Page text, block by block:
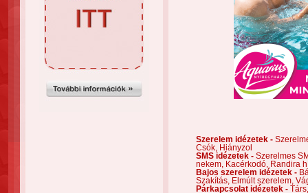
Szerelem idézetek -
Csók,
Hiányzol
SMS idézetek - Szerelmes
nekem,
Kacérkodó,
Randira
Bajos szerelem idézetek -
Szakítás,
Elmúlt szerelem,
Párkapcsolat idézetek -